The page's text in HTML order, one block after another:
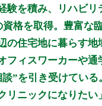
験を積み、リハビリ
資格を取得。豊富な
の住宅地に暮らす地
フィスワーカーや通
”を引き受けている
リニックになりた